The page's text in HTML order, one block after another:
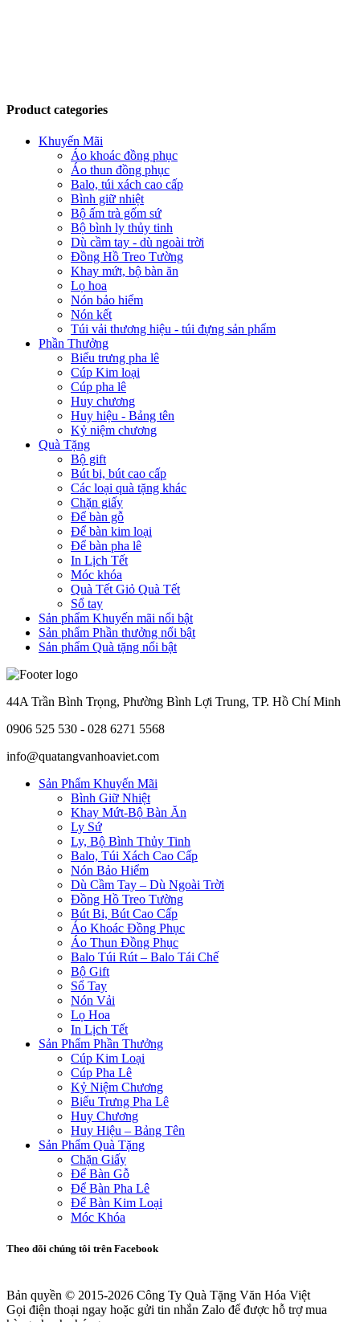
Product categories
Khuyến Mãi
Áo khoác đồng phục
Áo thun đồng phục
Balo, túi xách cao cấp
Bình giữ nhiệt
Bộ ấm trà gốm sứ
Bộ bình ly thủy tinh
Dù cầm tay - dù ngoài trời
Đồng Hồ Treo Tường
Khay mứt, bộ bàn ăn
Lọ hoa
Nón bảo hiểm
Nón kết
Túi vải thương hiệu - túi đựng sản phẩm
Phần Thưởng
Biểu trưng pha lê
Cúp Kim loại
Cúp pha lê
Huy chương
Huy hiệu - Bảng tên
Kỷ niệm chương
Quà Tặng
Bộ gift
Bút bi, bút cao cấp
Các loại quà tặng khác
Chặn giấy
Để bàn gỗ
Để bàn kim loại
Để bàn pha lê
In Lịch Tết
Móc khóa
Quà Tết Giỏ Quà Tết
Sổ tay
Sản phẩm Khuyến mãi nổi bật
Sản phẩm Phần thưởng nổi bật
Sản phẩm Quà tặng nổi bật
44A Trần Bình Trọng, Phường Bình Lợi Trung, TP. Hồ Chí Minh
0906 525 530 - 028 6271 5568
info@quatangvanhoaviet.com
Sản Phẩm Khuyến Mãi
Bình Giữ Nhiệt
Khay Mứt-Bộ Bàn Ăn
Ly Sứ
Ly, Bộ Bình Thủy Tinh
Balo, Túi Xách Cao Cấp
Nón Bảo Hiểm
Dù Cầm Tay – Dù Ngoài Trời
Đồng Hồ Treo Tường
Bút Bi, Bút Cao Cấp
Áo Khoác Đồng Phục
Áo Thun Đồng Phục
Balo Túi Rút – Balo Tái Chế
Bộ Gift
Sổ Tay
Nón Vải
Lọ Hoa
In Lịch Tết
Sản Phẩm Phần Thưởng
Cúp Kim Loại
Cúp Pha Lê
Kỷ Niệm Chương
Biểu Trưng Pha Lê
Huy Chương
Huy Hiệu – Bảng Tên
Sản Phẩm Quà Tặng
Chặn Giấy
Để Bàn Gỗ
Để Bàn Pha Lê
Để Bàn Kim Loại
Móc Khóa
Theo dõi chúng tôi trên Facebook
Bản quyền © 2015-2026 Công Ty Quà Tặng Văn Hóa Việt
Gọi điện thoại ngay hoặc gửi tin nhắn Zalo để được hỗ trợ mua